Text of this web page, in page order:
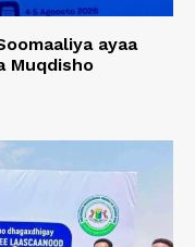
ayaa
Muqdisho